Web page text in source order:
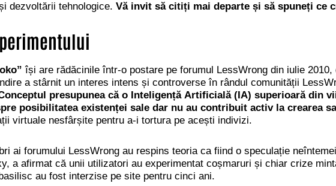
dezvoltării tehnologice. Vă invit să citiți mai departe și să spuneți ce
își are rădăcinile într-o postare pe forumul LessWrong din iulie
a stârnit un interes intens și controverse în rândul comunității
presupunea că o Inteligență Artificială (IA) superioară din
posibilitatea existenței sale dar nu au contribuit activ la crearea
virtuale nesfârșite pentru a-i tortura pe acești indivizi.
ai forumului LessWrong au respins teoria ca fiind o speculație
a afirmat că unii utilizatori au experimentat coșmaruri și chiar crize
au fost interzise pe site pentru cinci ani.